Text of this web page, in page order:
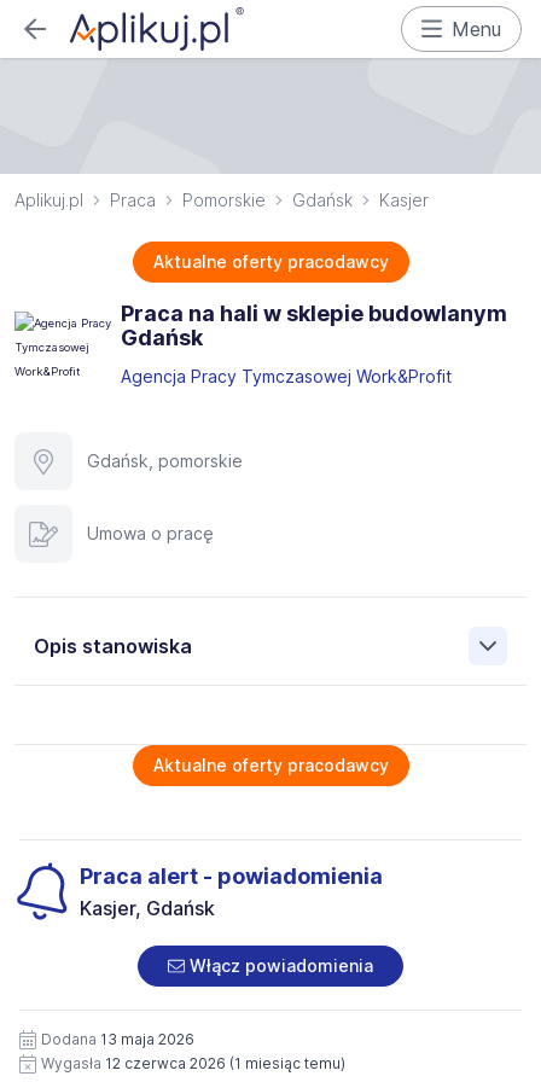
Menu
Aplikuj.pl Praca Pomorskie Gdańsk Kasjer
Aktualne oferty pracodawcy
Praca na hali w sklepie budowlanym
Gdańsk
Agencja Pracy Tymczasowej Work&Profit
Gdańsk, pomorskie
Umowa o pracę
Opis stanowiska
Profit jest obecnie jedną z największych niezależnych
polskich agencji zatrudnienia. W ciągu wielu lat naszej
przedsiębiorstw w Polsce. Agencja jest wpisana pod nr
396 w Krajowym Rejestrze Agencji Zatrudnienia.
Obecnie dla naszego Klienta, poszukujemy osób na
Praca na hali w sklepie budowlanym
Aktualne oferty pracodawcy
Praca alert - powiadomienia
Kasjer, Gdańsk
Włącz powiadomienia
Dodana 13 maja 2026
Wygasła 12 czerwca 2026 (1 miesiąc temu)